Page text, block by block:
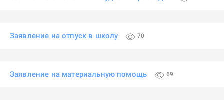
Заявление на отпуск в школу 70
Заявление на материальную помощь 69